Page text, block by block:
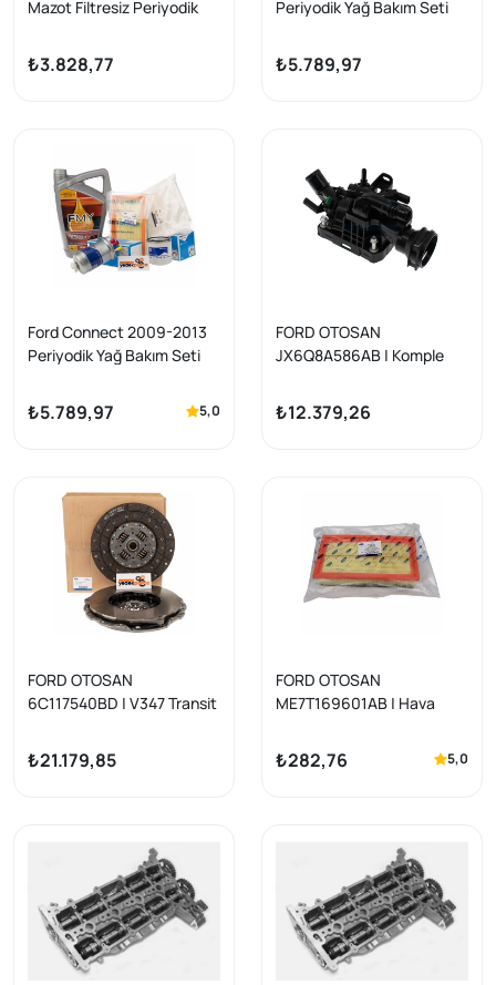
Mazot Filtresiz Periyodik
₺3.828,77
Periyodik Yağ Bakım Seti
₺5.789,97
Ford Connect 2009-2013
Periyodik Yağ Bakım Seti
₺5.789,97 5,0
FORD OTOSAN
JX6Q8A586AB | Komple
Model Sonrası 1.5 TDCI
Focus 2018 Model Sonrası
₺12.379,26
FORD OTOSAN
6C117540BD | V347 Transit
Çeker Baskı Balata Orijinal
₺21.179,85
FORD OTOSAN
ME7T169601AB | Hava
TDCI 1.6 Zetec-S 98-13
₺282,76 5,0